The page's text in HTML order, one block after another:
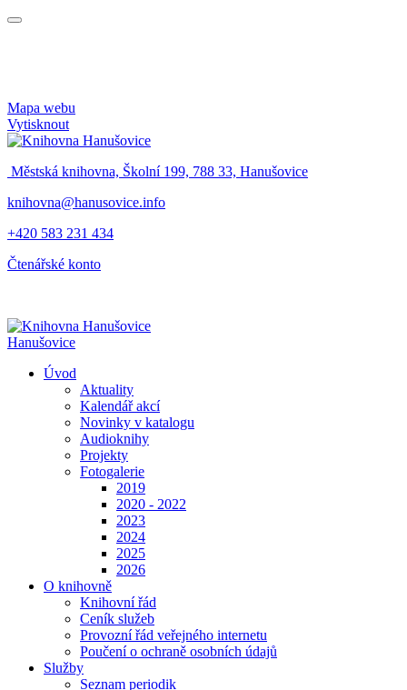
Mapa webu
Vytisknout
Městská knihovna, Školní 199, 788 33, Hanušovice
knihovna@hanusovice.info
+420 583 231 434
Čtenářské konto
Hanušovice
Úvod
Aktuality
Kalendář akcí
Novinky v katalogu
Audioknihy
Projekty
Fotogalerie
2019
2020 - 2022
2023
2024
2025
2026
O knihovně
Knihovní řád
Ceník služeb
Provozní řád veřejného internetu
Poučení o ochraně osobních údajů
Služby
Seznam periodik